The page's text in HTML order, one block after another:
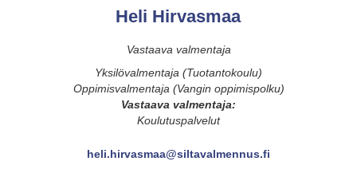
Heli Hirvasmaa
Vastaava valmentaja
Yksilövalmentaja (Tuotantokoulu)
Oppimisvalmentaja (Vangin oppimispolku)
Vastaava valmentaja:
Koulutuspalvelut
heli.hirvasmaa@siltavalmennus.fi